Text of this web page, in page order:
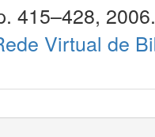
415–428, 2006.
Virtual de